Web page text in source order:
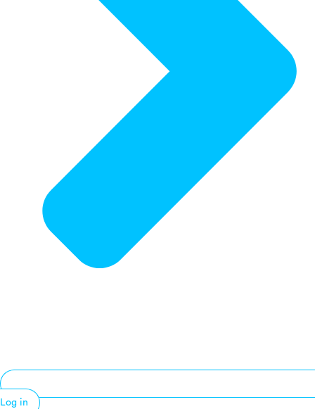
Log in